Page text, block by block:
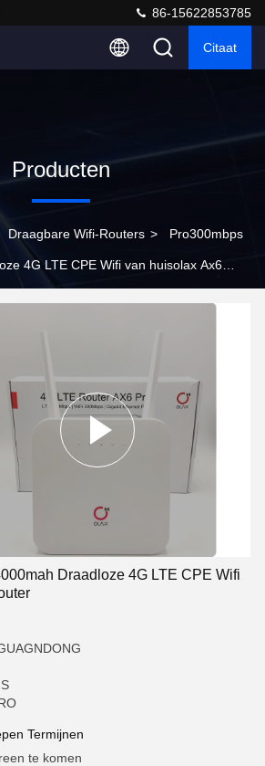
86-15622853785
Citaat
Producten
Draagbare Wifi-Routers > Pro300mbps
4G LTE CPE Wifi van huisolax Ax6
Draadloze 4G LTE CPE Wifi
Termijnen
te komen